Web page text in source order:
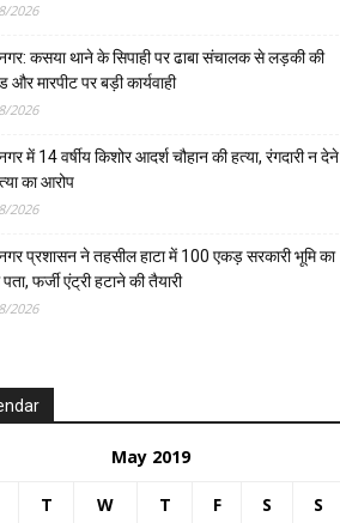
2026
कसया थाने के सिपाही पर ढाबा संचालक से लड़की की
और मारपीट पर बड़ी कार्यवाही
2026
में 14 वर्षीय किशोर आदर्श चौहान की हत्या, रंगदारी न देने
का आरोप
2026
प्रशासन ने तहसील हाटा में 100 एकड़ सरकारी भूमि का
फर्जी एंट्री हटाने की तैयारी
2026
May 2019
T W T F S S